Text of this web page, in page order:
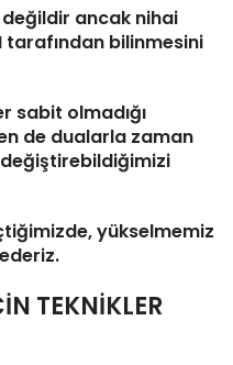
ancak nihai
tarafından bilinmesini
sabit olmadığı
de dualarla zaman
yükselmemiz
TEKNİKLER